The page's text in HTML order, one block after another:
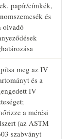
papír/címkék,
és
olvadó
meg az IV
és a
IV
a mérési
(az ASTM
szabványt